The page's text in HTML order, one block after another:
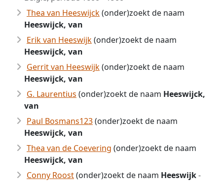
Thea van Heeswijck(onder)zoekt de naam
Heeswijck, van
Erik van Heeswijk(onder)zoekt de naam
Heeswijck, van
Gerrit van Heeswijk(onder)zoekt de naam
Heeswijck, van
G. Laurentius (onder)zoekt de naam Heeswijck,
van
Paul Bosmans123(onder)zoekt de naam
Heeswijck, van
Thea van de Coevering (onder)zoekt de naam
Heeswijck, van
Conny Roost(onder)zoekt de naam Heeswijk-